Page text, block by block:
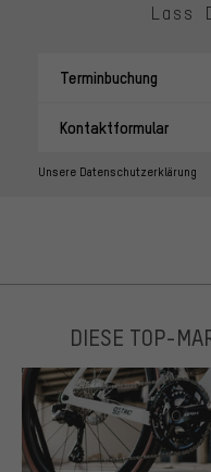
Lass
Terminbuchung
Kontaktformular
Unsere Datenschutzerklärung
DIESE TOP-